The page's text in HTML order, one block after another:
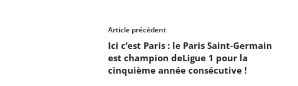
Article précédent
Ici c’est Paris : le Paris Saint-Germain
est champion deLigue 1 pour la
cinquième année consécutive !